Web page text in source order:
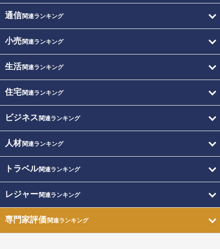
通信関連ランキング
小売関連ランキング
生活関連ランキング
住宅関連ランキング
ビジネス 関連ランキング
人材関連ランキング
トラベル関連ランキング
レジャー関連ランキング
専門家評価関連ランキング